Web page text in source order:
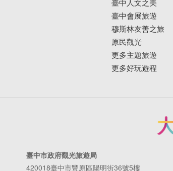
臺中人文之美
臺中會展旅遊
穆斯林友善之旅
原民觀光
更多主題旅遊
更多好玩遊程
臺中市政府觀光旅遊局
420018臺中市豐原區陽明街36號5樓